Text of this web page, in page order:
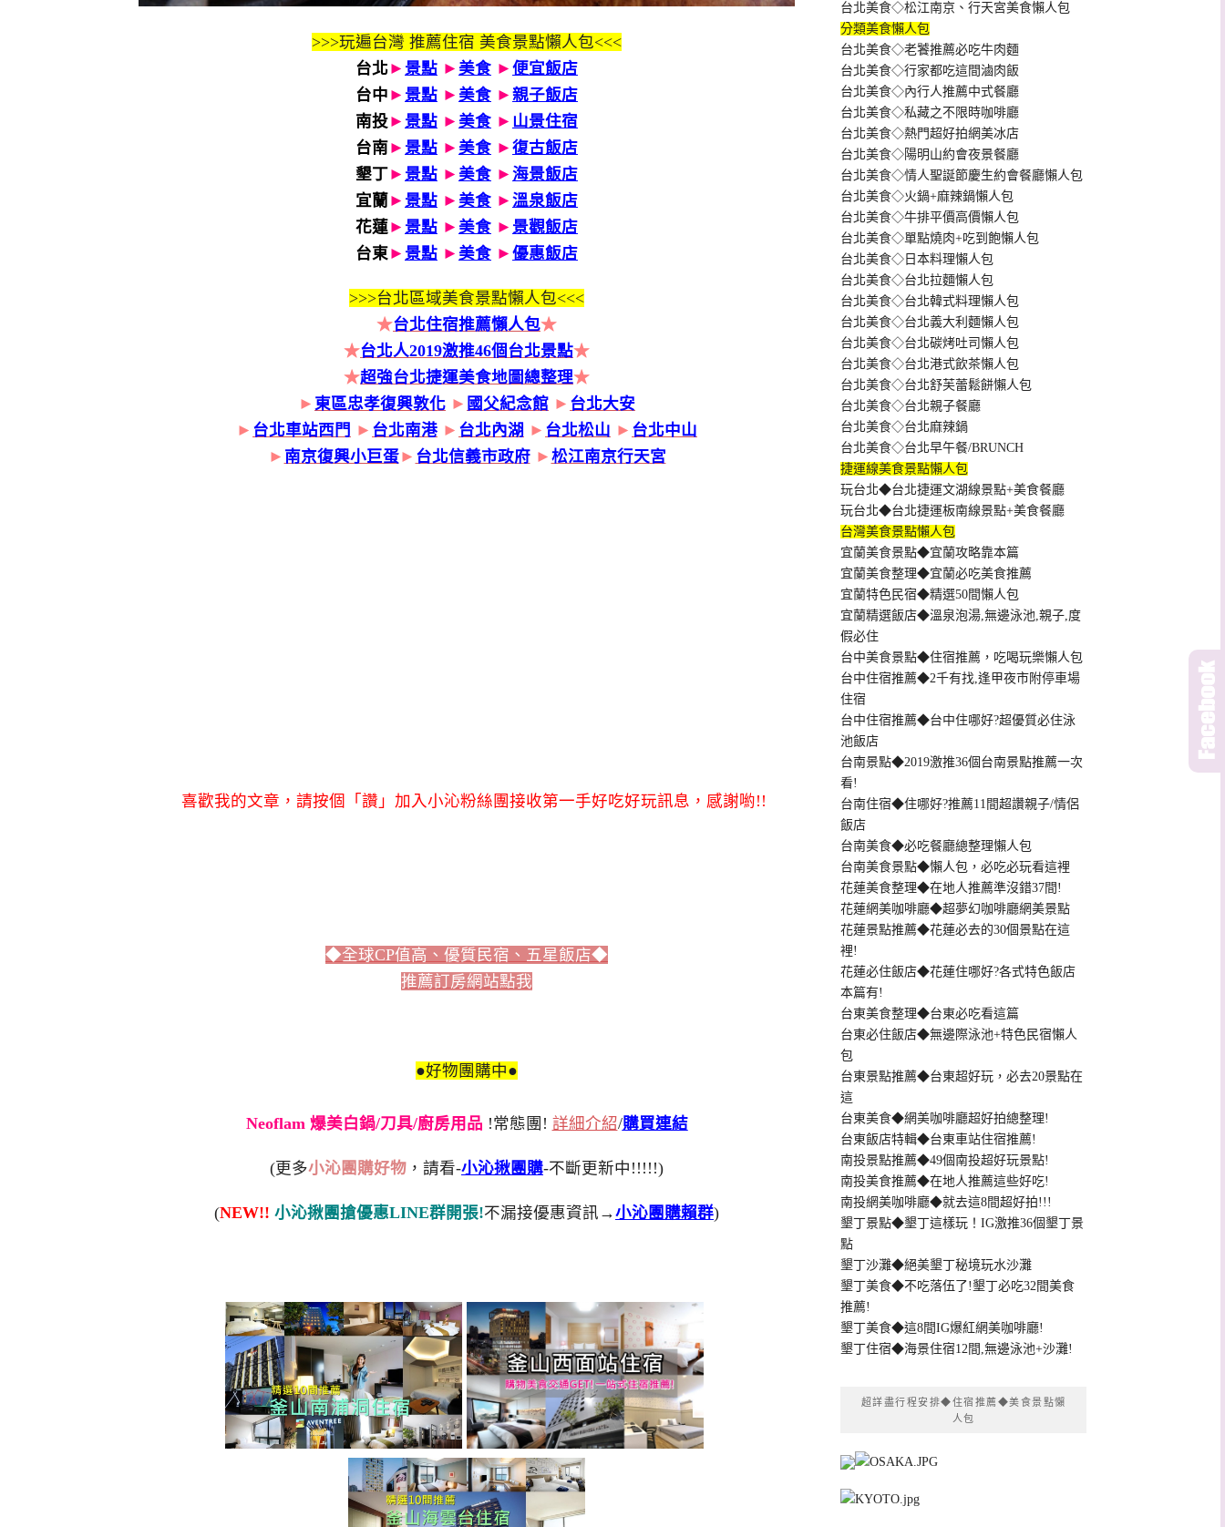
>>>玩遍台灣 推薦住宿 美食景點懶人包<<<
台北► 景點 ► 美食 ► 便宜飯店
台中 ► 景點 ► 美食 ► 親子飯店
南投► 景點 ► 美食 ► 山景住宿
台南► 景點 ► 美食 ► 復古飯店
墾丁► 景點 ► 美食 ► 海景飯店
宜蘭► 景點 ► 美食 ► 溫泉飯店
花蓮► 景點 ► 美食 ► 景觀飯店
台東► 景點 ► 美食 ► 優惠飯店
>>>台北區域美食景點懶人包<<<
★台北住宿推薦懶人包★
★台北人2019激推46個台北景點★
★超強台北捷運美食地圖總整理★
► 東區忠孝復興敦化 ► 國父紀念館 ► 台北大安
► 台北車站西門 ► 台北南港 ► 台北內湖 ► 台北松山 ► 台北中山
► 南京復興小巨蛋► 台北信義市政府► 松江南京行天宮
喜歡我的文章，請按個「讚」加入小沁粉絲團接收第一手好吃好玩訊息，感謝喲!!
◆全球CP值高、優質民宿、五星飯店◆
推薦訂房網站點我
●好物團購中●
Neoflam 爆美白鍋/刀具/廚房用品 !常態團! 詳細介紹/購買連結
(更多小沁團購好物 ，請看-小沁揪團購-不斷更新中!!!!!)
(NEW!! 小沁揪團搶優惠LINE群開張!不漏接優惠資訊→小沁團購賴群)
台北美食◇松江南京、行天宮美食懶人包
分類美食懶人包
台北美食◇老饕推薦必吃牛肉麵
台北美食◇行家都吃這間滷肉飯
台北美食◇內行人推薦中式餐廳
台北美食◇私藏之不限時咖啡廳
台北美食◇熱門超好拍網美冰店
台北美食◇陽明山約會夜景餐廳
台北美食◇情人聖誕節慶生約會餐廳懶人包
台北美食◇火鍋+麻辣鍋懶人包
台北美食◇牛排平價高價懶人包
台北美食◇單點燒肉+吃到飽懶人包
台北美食◇日本料理懶人包
台北美食◇台北拉麵懶人包
台北美食◇台北韓式料理懶人包
台北美食◇台北義大利麵懶人包
台北美食◇台北碳烤吐司懶人包
台北美食◇台北港式飲茶懶人包
台北美食◇台北舒芙蕾鬆餅懶人包
台北美食◇台北親子餐廳
台北美食◇台北麻辣鍋
台北美食◇台北早午餐/BRUNCH
捷運線美食景點懶人包
玩台北◆台北捷運文湖線景點+美食餐廳
玩台北◆台北捷運板南線景點+美食餐廳
台灣美食景點懶人包
宜蘭美食景點◆宜蘭攻略靠本篇
宜蘭美食整理◆宜蘭必吃美食推薦
宜蘭特色民宿◆精選50間懶人包
宜蘭精選飯店◆溫泉泡湯,無邊泳池,親子,度
假必住
台中美食景點◆住宿推薦，吃喝玩樂懶人包
台中住宿推薦◆2千有找,逢甲夜市附停車場
住宿
台中住宿推薦◆台中住哪好?超優質必住泳
池飯店
台南景點◆2019激推36個台南景點推薦一次
看!
台南住宿◆住哪好?推薦11間超讚親子/情侶
飯店
台南美食◆必吃餐廳總整理懶人包
台南美食景點◆懶人包，必吃必玩看這裡
花蓮美食整理◆在地人推薦準沒錯37間!
花蓮網美咖啡廳◆超夢幻咖啡廳網美景點
花蓮景點推薦◆花蓮必去的30個景點在這
裡!
花蓮必住飯店◆花蓮住哪好?各式特色飯店
本篇有!
台東美食整理◆台東必吃看這篇
台東必住飯店◆無邊際泳池+特色民宿懶人
包
台東景點推薦◆台東超好玩，必去20景點在
這
台東美食◆網美咖啡廳超好拍總整理!
台東飯店特輯◆台東車站住宿推薦!
南投景點推薦◆49個南投超好玩景點!
南投美食推薦◆在地人推薦這些好吃!
南投網美咖啡廳◆就去這8間超好拍!!!
墾丁景點◆墾丁這樣玩！IG激推36個墾丁景
點
墾丁沙灘◆絕美墾丁秘境玩水沙灘
墾丁美食◆不吃落伍了!墾丁必吃32間美食
推薦!
墾丁美食◆這8間IG爆紅網美咖啡廳!
墾丁住宿◆海景住宿12間,無邊泳池+沙灘!
超詳盡行程安排◆住宿推薦◆美食景點懶
人包